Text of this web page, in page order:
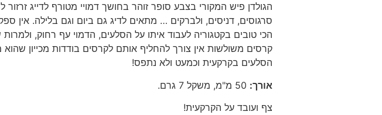
הגולדן פיש המקורי בצבע סופר זוהר בחושך דמויי מטורף לדייג זרזור
סרגוסים, דניסים, ולברקים … מתאים לדיג גם ביום וגם בלילה. אין
קרסים משולשות אין צורך להחליף אותם לקרסים בודדות מכייון שהוא
הסלעים בקרקעית וכמעט ולא נתפס!
אורך: מ"מ, משקל 7 גרם
.
צף ועובד על הקרקעית!